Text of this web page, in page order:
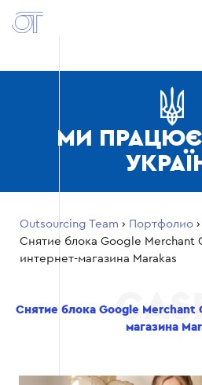
МИ
Outsourcing Team › Портфолио ›
Снятие блока Google Merchant
интернет-магазина Marakas
Снятие блока Google Merchant
магазина